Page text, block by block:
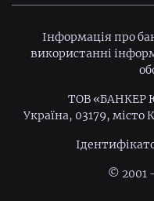
Інформація про
використанні
ТОВ «БАНКЕР
Україна, 03179, місто
© 2001